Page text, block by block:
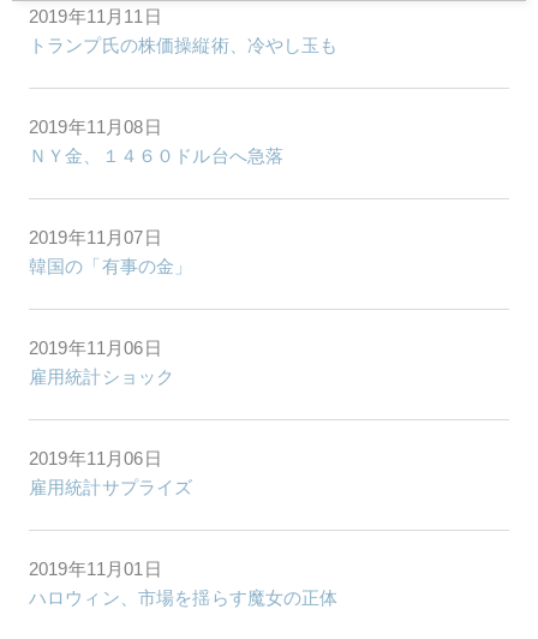
2019年11月11日
トランプ氏の株価操縦術、冷やし玉も
2019年11月08日
ＮＹ金、１４６０ドル台へ急落
2019年11月07日
韓国の「有事の金」
2019年11月06日
雇用統計ショック
2019年11月06日
雇用統計サプライズ
2019年11月01日
ハロウィン、市場を揺らす魔女の正体